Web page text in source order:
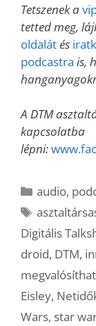
Tetszenek a
tetted meg,
oldalátés
podcastra is,
A DTM
kapcsolatba
lépni:
Kategória
audio,
Címkék
Digitális
droid, DTM,
Eisley,
Wars, star